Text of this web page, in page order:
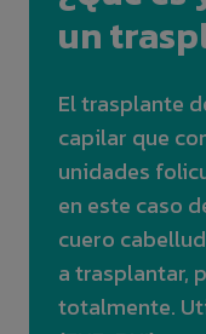
un
El trasplante
capilar que
unidades
en este caso
cuero
a trasplantar,
totalmente.